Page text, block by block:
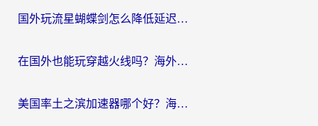
国外玩流星蝴蝶剑怎么降低延迟？海外党必看的加速秘籍（含欧洲鸣潮&彩虹岛优化攻略）
在国外也能玩穿越火线吗？海外玩家国服游戏畅玩终极指南
美国率土之滨加速器哪个好？海外党国服游戏畅玩终极指南（附多游戏解决方案）